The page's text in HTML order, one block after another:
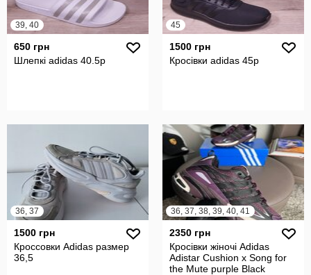
39, 40
650 грн
Шлепкі adidas 40.5р
45
1500 грн
Кросівки adidas 45р
36, 37
1500 грн
Кроссовки Adidas размер
36,5
36, 37, 38, 39, 40, 41
2350 грн
Кросівки жіночі Adidas
Adistar Cushion x Song for
the Mute purple Black